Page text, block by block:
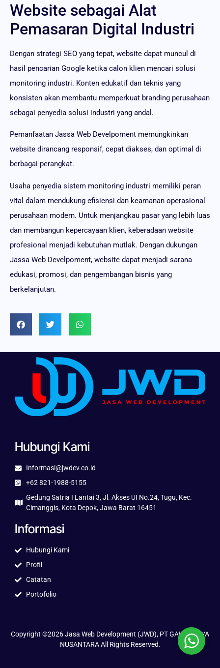
Website sebagai Alat
Pemasaran Digital Industri
Dengan strategi SEO yang tepat, website dapat muncul di
hasil pencarian Google ketika calon klien mencari solusi
monitoring industri. Konten edukatif dan teknis yang
konsisten akan membantu memperkuat branding perusahaan
sebagai penyedia solusi industri yang andal.
Pemanfaatan Jassa Web Develpoment memungkinkan
website dirancang responsif, cepat diakses, dan optimal di
berbagai perangkat.
Usaha penyedia sistem monitoring industri memiliki peran
vital dalam mendukung efisiensi dan keamanan operasional
perusahaan modern. Untuk menjangkau pasar yang lebih luas
dan membangun kepercayaan klien, keberadaan website
profesional menjadi kebutuhan mutlak. Dengan dukungan
Jassa Web Develpoment, website dapat menjadi sarana
edukasi, promosi, dan pengembangan bisnis yang
berkelanjutan.
Hubungi Kami
Informasi@jwdev.co.id
+62 821-1988-5155
Gedung Satria I Lantai 3, Jl. Akses UI No.24, Tugu, Kec.
Cimanggis, Kota Depok, Jawa Barat 16451
Informasi
Hubungi Kami
Profil
Catatan
Portofolio
Copyright ©2026 Jasa Web Development (JWD), PT GALUH JAYA
NUSANTARA All Rights Reserved.